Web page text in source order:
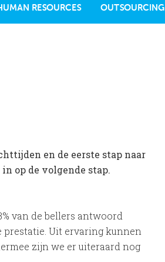
RESOURCES OUTSOURCING
en de eerste stap naar
op de volgende stap.
van de bellers antwoord
prestatie. Uit ervaring kunnen
zijn we er uiteraard nog